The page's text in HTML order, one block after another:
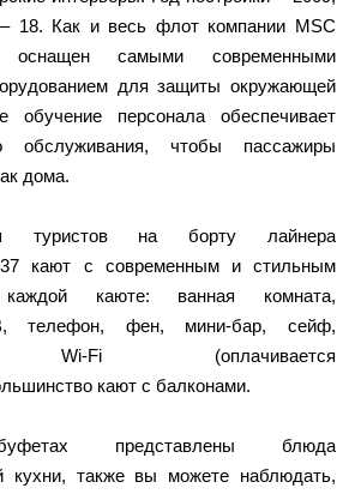
– 18. Как и весь флот компании MSC
оснащен самыми современными
для защиты окружающей
обучение персонала обеспечивает
обслуживания, чтобы пассажиры
дома.
туристов на борту лайнера
кают с современным и стильным
каюте: ванная комната,
телефон, фен, мини-бар, сейф,
Wi-Fi (оплачивается
кают с балконами.
представлены блюда
кухни, также вы можете наблюдать,